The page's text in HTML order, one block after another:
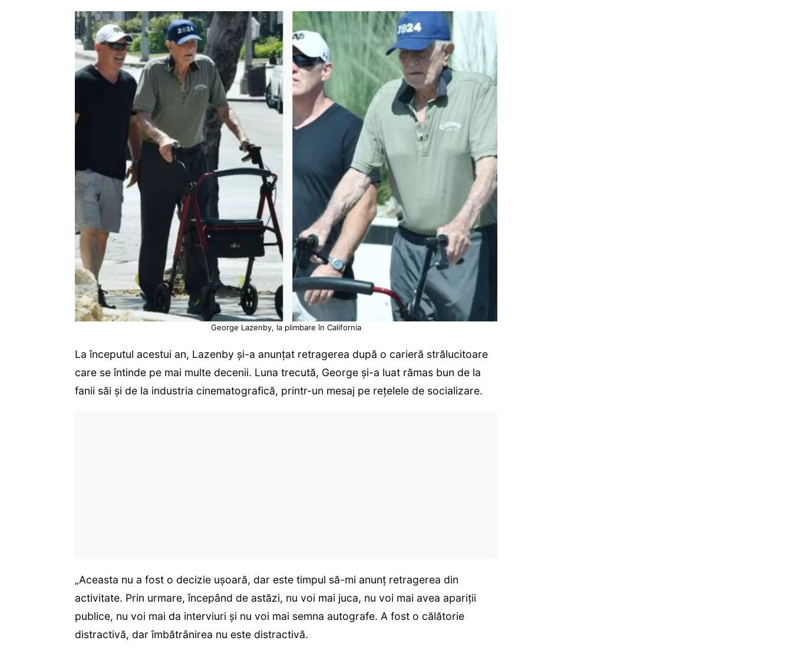
George Lazenby, la plimbare în California
La începutul acestui an, Lazenby și-a anunțat retragerea după o carieră strălucitoare
care se întinde pe mai multe decenii. Luna trecută, George și-a luat rămas bun de la
fanii săi și de la industria cinematografică, printr-un mesaj pe rețelele de socializare.
„Aceasta nu a fost o decizie ușoară, dar este timpul să-mi anunț retragerea din
activitate. Prin urmare, începând de astăzi, nu voi mai juca, nu voi mai avea apariții
publice, nu voi mai da interviuri și nu voi mai semna autografe. A fost o călătorie
distractivă, dar îmbătrânirea nu este distractivă.